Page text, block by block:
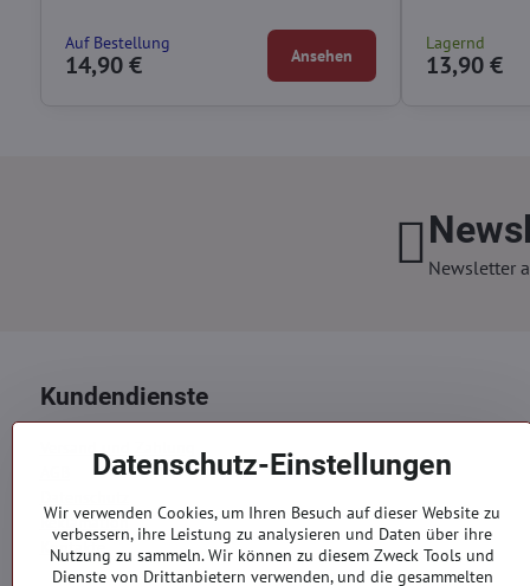
Auf Bestellung
14,90 € Ansehen
Lagernd
13,90 €
Newsletter
Kundendienste
Reklamation
Kontakte
Datenschutz-Einstellungen
Wir verwenden Cookies, um Ihren Besuch auf dieser Website zu
verbessern, ihre Leistung zu analysieren und Daten über ihre
Nutzung zu sammeln. Wir können zu diesem Zweck Tools und
Dienste von Drittanbietern verwenden, und die gesammelten